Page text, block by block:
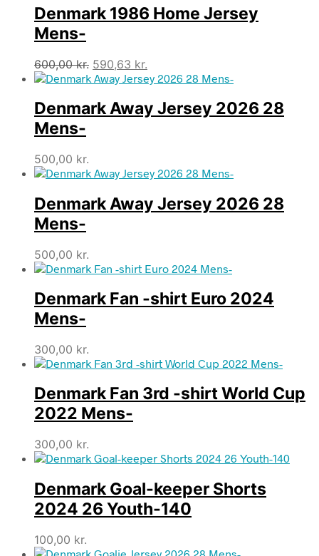
600,00 kr..590,63 kr..
Denmark 1986 Home Jersey
Mens-
600,00kr. Den
oprindelige
var:
600,00 kr..
590,63 kr.
aktuelle
er:
590,63 kr..
Denmark Away Jersey 2026 28
Mens-
500,00 kr.
Denmark Away Jersey 2026 28
Mens-
500,00 kr.
Denmark Fan -shirt Euro 2024
Mens-
300,00 kr.
Denmark Fan 3rd -shirt World Cup
2022 Mens-
300,00 kr.
Denmark Goal-keeper Shorts
2024 26 Youth-140
100,00 kr.